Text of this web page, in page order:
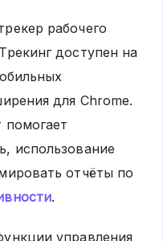
рабочего
доступен на
для Chrome.
использование
отчёты по
.
управления